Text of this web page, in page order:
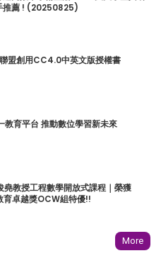
推薦 ! (20250825)
盟創用CC4.0中英文版授權書
教育平台 推動數位學習新未來
堯教授工程數學開放式課程｜榮獲
育卓越獎OCW組特優!!
More